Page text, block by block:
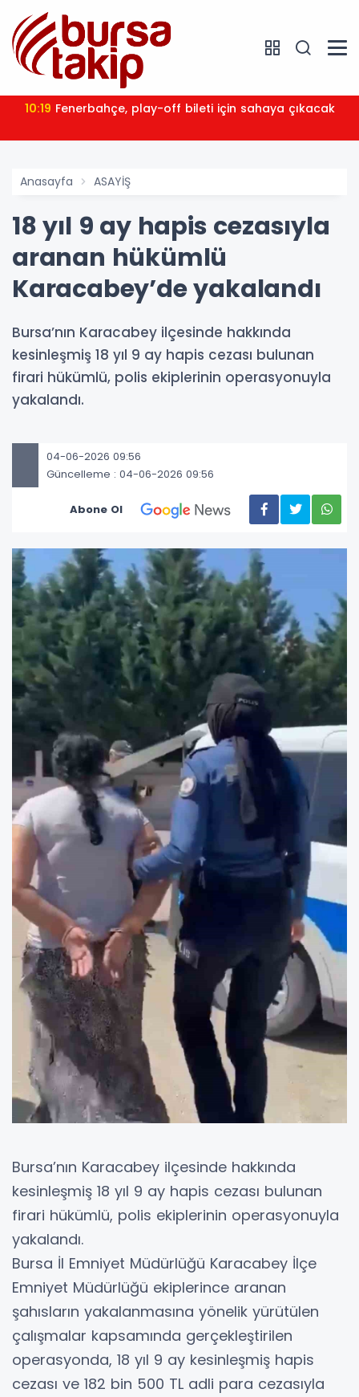
10:19 Fenerbahçe, play-off bileti için sahaya çıkacak
Anasayfa ASAYİŞ
18 yıl 9 ay hapis cezasıyla
aranan hükümlü
Karacabey’de yakalandı
Bursa’nın Karacabey ilçesinde hakkında
kesinleşmiş 18 yıl 9 ay hapis cezası bulunan
firari hükümlü, polis ekiplerinin operasyonuyla
yakalandı.
04-06-2026 09:56
Güncelleme : 04-06-2026 09:56
Abone Ol
Bursa’nın Karacabey ilçesinde hakkında
kesinleşmiş 18 yıl 9 ay hapis cezası bulunan
firari hükümlü, polis ekiplerinin operasyonuyla
yakalandı.
Bursa İl Emniyet Müdürlüğü Karacabey İlçe
Emniyet Müdürlüğü ekiplerince aranan
şahısların yakalanmasına yönelik yürütülen
çalışmalar kapsamında gerçekleştirilen
operasyonda, 18 yıl 9 ay kesinleşmiş hapis
cezası ve 182 bin 500 TL adli para cezasıyla